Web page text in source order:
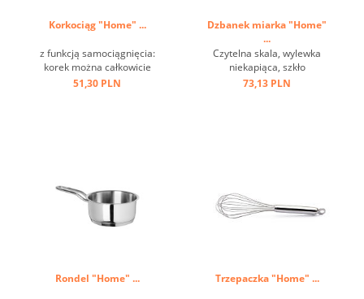
Korkociąg "Home" ...
z funkcją samociągnięcia:
korek można całkowicie
usunąć przez obrót, łatwość
51,30 PLN
Dzbanek miarka "Home"
...
Czytelna skala, wylewka
niekapiąca, szkło
borokrzemianowe ...
73,13 PLN
Rondel "Home" ... Trzepaczka "Home" ...